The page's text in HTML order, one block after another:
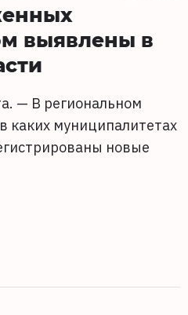
выявлены в
— В региональном
каких муниципалитетах
новые